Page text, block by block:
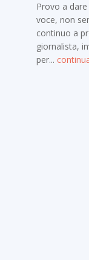
Provo a
voce, non
continuo a
giornalista,
per...